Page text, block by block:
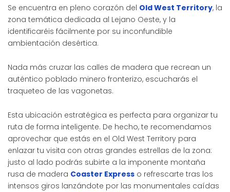
Se encuentra en pleno corazón del Old West Territory, la
zona temática dedicada al Lejano Oeste, y la
identificaréis fácilmente por su inconfundible
ambientación desértica.
Nada más cruzar las calles de madera que recrean un
auténtico poblado minero fronterizo, escucharás el
traqueteo de las vagonetas.
Esta ubicación estratégica es perfecta para organizar tu
ruta de forma inteligente. De hecho, te recomendamos
aprovechar que estás en el Old West Territory para
enlazar tu visita con otras grandes estrellas de la zona:
justo al lado podrás subirte a la imponente montaña
rusa de madera Coaster Express o refrescarte tras los
intensos giros lanzándote por las monumentales caídas